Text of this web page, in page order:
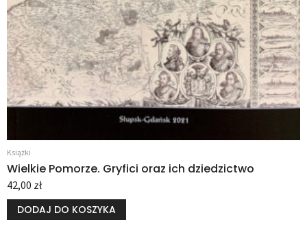
Książki
Wielkie Pomorze. Gryfici oraz ich dziedzictwo
42,00 zł
DODAJ DO KOSZYKA